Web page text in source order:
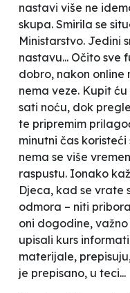
nastavi više ne
skupa. Smirila se
Ministarstvo. Jedini
nastavu... Očito sve
dobro, nakon
nema veze. Kupit
sati noću, dok
te pripremim
minutni čas
nema se više
raspustu. Ionako
Djeca, kad se vrate
odmora – niti
oni dogodine,
upisali kurs
materijale,
je prepisano, u teci...